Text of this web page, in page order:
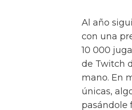
Al año
con una
10 000
de Twitch
mano. En
únicas,
pasándole